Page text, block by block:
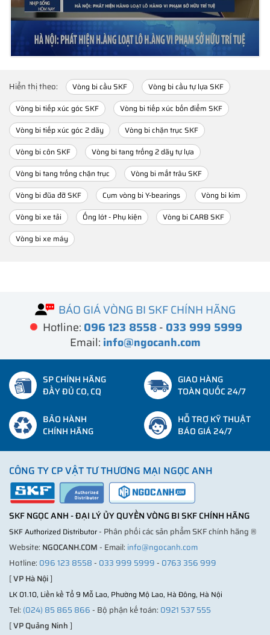
Hiển thị theo: Vòng bi cầu SKF
Vòng bi cầu tự lựa SKF
Vòng bi tiếp xúc góc SKF
Vòng bi tiếp xúc bốn điểm SKF
Vòng bi tiếp xúc góc 2 dãy
Vòng bi chặn trục SKF
Vòng bi côn SKF
Vòng bi tang trống 2 dãy tự lựa
Vòng bi tang trống chặn trục
Vòng bi mắt trâu SKF
Vòng bi đũa đỡ SKF
Cụm vòng bi Y-bearings
Vòng bi kim
Vòng bi xe tải
Ống lót - Phụ kiện
Vòng bi CARB SKF
Vòng bi xe máy
BÁO GIÁ VÒNG BI SKF CHÍNH HÃNG
Hotline: 096 123 8558- 033 999 5999
Email: info@ngocanh.com
SP CHÍNH HÃNG
ĐẦY ĐỦ CO, CQ
GIAO HÀNG
TOÀN QUỐC 24/7
BẢO HÀNH
CHÍNH HÃNG
HỖ TRỢ KỸ THUẬT
BÁO GIÁ 24/7
CÔNG TY CP VẬT TƯ THƯƠNG MẠI NGỌC ANH
SKF NGỌC ANH - ĐẠI LÝ ỦY QUYỀN VÒNG BI SKF CHÍNH HÃNG
SKF Authorized Distributor- Phân phối các sản phẩm SKF chính hãng ®
Website: NGOCANH.COM- Email: info@ngocanh.com
Hotline: 096 123 8558- 033 999 5999- 0763 356 999
[VP Hà Nội]
LK 01.10, Liền kề Tổ 9 Mỗ Lao, Phường Mộ Lao, Hà Đông, Hà Nội
Tel: (024) 85 865 866- Bộ phận kế toán: 0921 537 555
[VP Quảng Ninh]